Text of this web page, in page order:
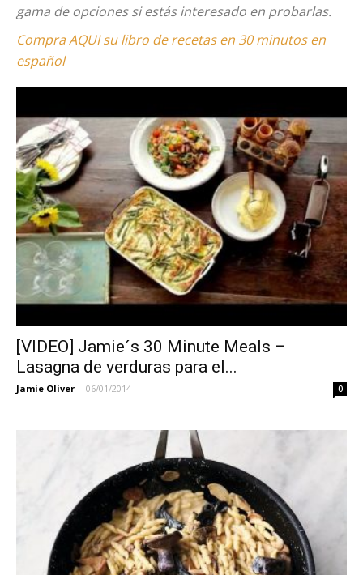
gama de opciones si estás interesado en probarlas.
Compra AQUI su libro de recetas en 30 minutos en
español
[VIDEO] Jamie´s 30 Minute Meals –
Lasagna de verduras para el...
Jamie Oliver - 06/01/2014 0